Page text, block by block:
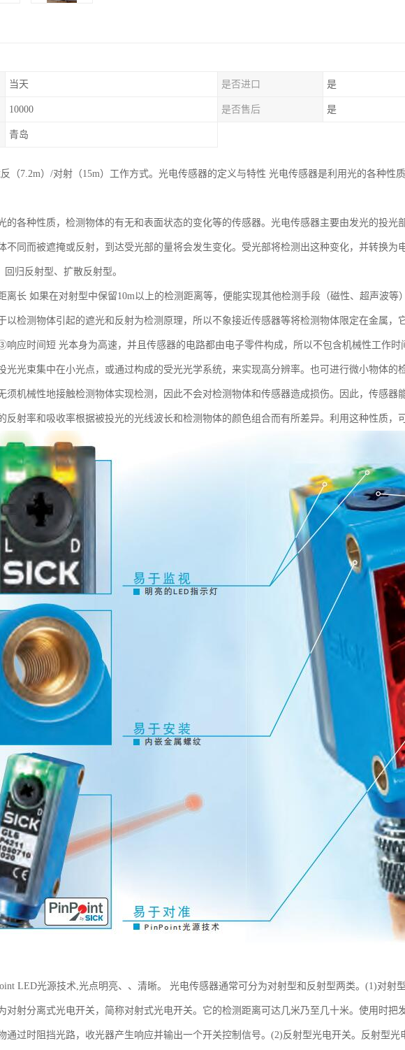
当天 是否进口 是
10000 是否售后 是
青岛
（7.2m）/对射（15m）工作方式。光电传感器的定义与特性 光电传感器是利用光的各种性
的各种性质，检测物体的有无和表面状态的变化等的传感器。光电传感器主要由发光的投光
不同而被遮掩或反射，到达受光部的量将会发生变化。受光部将检测出这种变化，并转换为
归反射型、扩散反射型。
长 如果在对射型中保留10m以上的检测距离等，便能实现其他检测手段（磁性、超声波
以检测物体引起的遮光和反射为检测原理，所以不象接近传感器等将检测物体限定在金属，
响应时间短 光本身为高速，并且传感器的电路都由电子零件构成，所以不包含机械性工作
光光束集中在小光点，或通过构成的受光光学系统，来实现高分辨率。也可进行微小物体的
须机械性地接触检测物体实现检测，因此不会对检测物体和传感器造成损伤。因此，传感器
反射率和吸收率根据被投光的光线波长和检测物体的颜色组合而有所差异。利用这种性质，
LED光源技术,光点明亮、、清晰。 光电传感器通常可分为对射型和反射型两类。(1)对射
对射分离式光电开关，简称对射式光电开关。它的检测距离可达几米乃至几十米。使用时把
通过时阻挡光路，收光器产生响应并输出一个开关控制信号。(2)反射型光电开关。反射型光